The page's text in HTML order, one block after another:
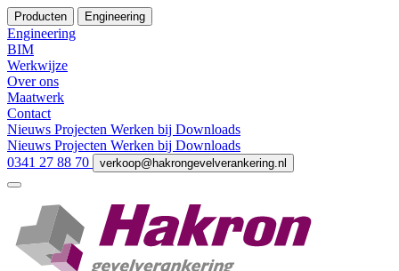
Producten Engineering
Engineering
BIM
Werkwijze
Over ons
Maatwerk
Contact
Nieuws Projecten Werken bij Downloads
Nieuws Projecten Werken bij Downloads
0341 27 88 70
verkoop@hakrongevelverankering.nl